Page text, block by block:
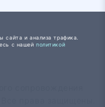
и анализа трафика.
с нашейполитикой